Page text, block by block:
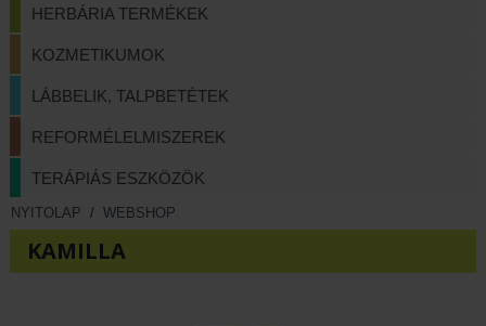
HERBÁRIA TERMÉKEK
KOZMETIKUMOK
LÁBBELIK, TALPBETÉTEK
REFORMÉLELMISZEREK
TERÁPIÁS ESZKÖZÖK
NYITOLAP / WEBSHOP
KAMILLA